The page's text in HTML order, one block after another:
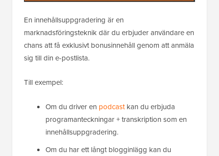
En innehållsuppgradering är en
marknadsföringsteknik där du erbjuder användare en
chans att få exklusivt bonusinnehåll genom att anmäla
sig till din e-postlista.
Till exempel:
Om du driver en podcastkan du erbjuda
programanteckningar + transkription som en
innehållsuppgradering.
Om du har ett långt blogginlägg kan du